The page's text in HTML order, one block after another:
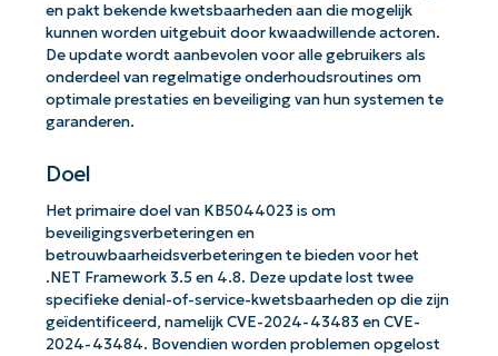
en pakt bekende kwetsbaarheden aan die mogelijk
kunnen worden uitgebuit door kwaadwillende actoren.
De update wordt aanbevolen voor alle gebruikers als
onderdeel van regelmatige onderhoudsroutines om
optimale prestaties en beveiliging van hun systemen te
garanderen.
Doel
Het primaire doel van KB5044023 is om
beveiligingsverbeteringen en
betrouwbaarheidsverbeteringen te bieden voor het
.NET Framework 3.5 en 4.8. Deze update lost twee
specifieke denial-of-service-kwetsbaarheden op die zijn
geïdentificeerd, namelijk CVE-2024-43483 en CVE-
2024-43484. Bovendien worden problemen opgelost